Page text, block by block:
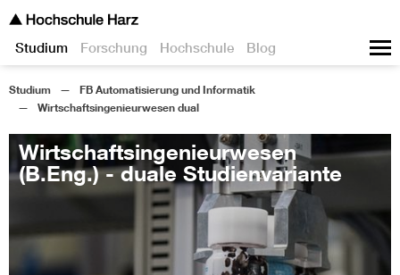
Studium Forschung Hochschule Blog
Studium
FB Automatisierung und Informatik
Wirtschaftsingenieurwesen dual
Wirtschaftsingenieurwesen
(B.Eng.) - duale Studienvariante